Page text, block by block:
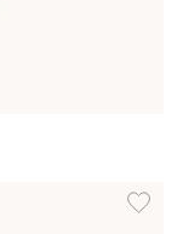
Lägg